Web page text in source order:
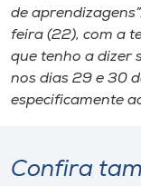
de
feira (22), com a
que tenho a dizer
nos dias 29 e 30
especificamente
Confira